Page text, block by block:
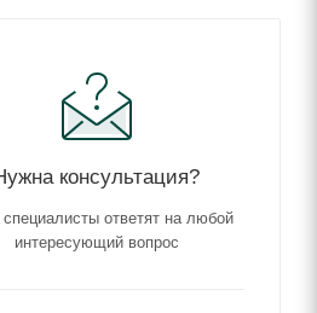
консультация?
ответят на любой
интересующий вопрос